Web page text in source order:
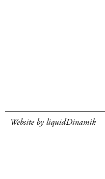
Website by liquidDinamik